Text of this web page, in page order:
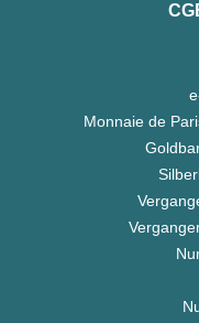
Monnaie de